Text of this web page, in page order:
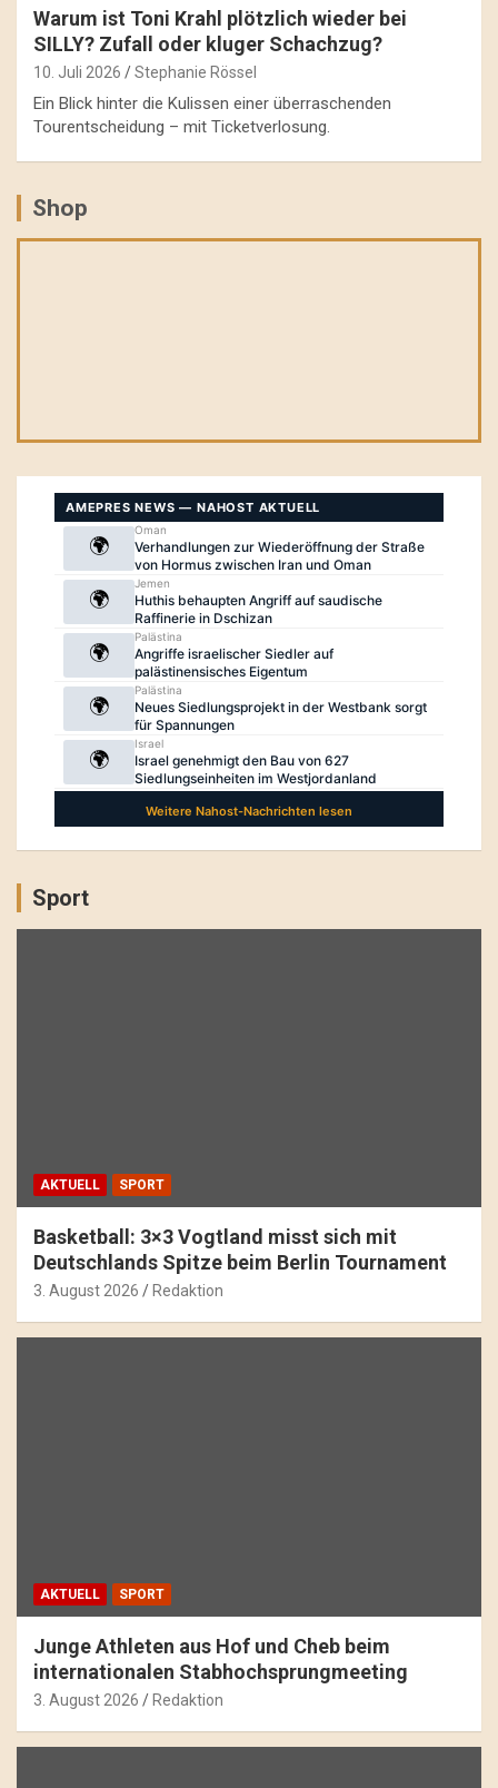
Warum ist Toni Krahl plötzlich wieder bei
SILLY? Zufall oder kluger Schachzug?
10. Juli 2026 Stephanie Rössel
Ein Blick hinter die Kulissen einer überraschenden
Tourentscheidung – mit Ticketverlosung.
Shop
Sport
AKTUELL SPORT
Basketball: 3×3 Vogtland misst sich mit
Deutschlands Spitze beim Berlin Tournament
3. August 2026 Redaktion
AKTUELL SPORT
Junge Athleten aus Hof und Cheb beim
internationalen Stabhochsprungmeeting
3. August 2026 Redaktion